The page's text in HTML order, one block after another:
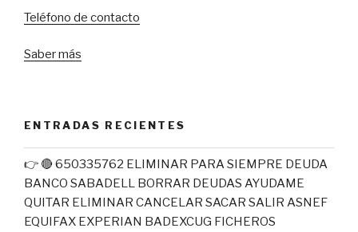
Teléfono de contacto
Saber más
ENTRADAS RECIENTES
👉 🔴 650335762 ELIMINAR PARA SIEMPRE DEUDA
BANCO SABADELL BORRAR DEUDAS AYUDAME
QUITAR ELIMINAR CANCELAR SACAR SALIR ASNEF
EQUIFAX EXPERIAN BADEXCUG FICHEROS